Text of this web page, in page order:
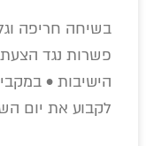
בשיחה חריפה
פשרות נגד הצעת
הישיבות •
לקבוע את יום